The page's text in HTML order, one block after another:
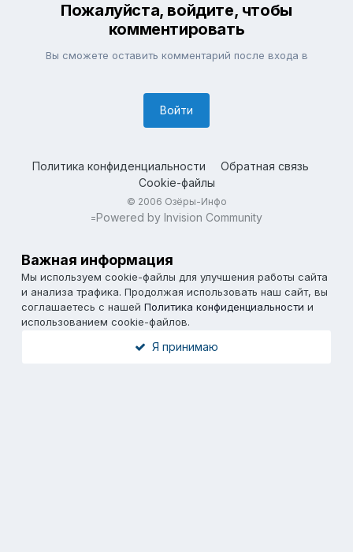
Пожалуйста, войдите, чтобы
комментировать
Вы сможете оставить комментарий после входа в
Войти
Политика конфиденциальности
Обратная связь
Cookie-файлы
© 2006 Озёры-Инфо
=Powered by Invision Community
Важная информация
Мы используем cookie-файлы для улучшения работы сайта
и анализа трафика. Продолжая использовать наш сайт, вы
соглашаетесь с нашей Политика конфиденциальности и
использованием cookie-файлов.
Я принимаю